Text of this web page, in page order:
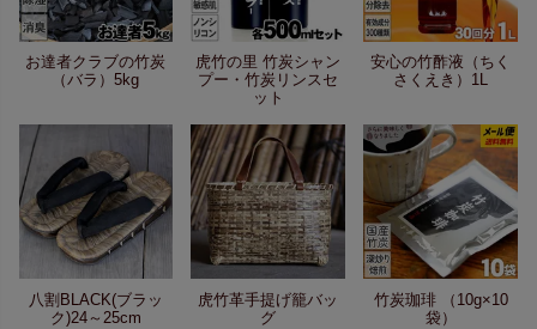
お達者クラブの竹炭
（バラ）5kg
虎竹の里 竹炭シャン
プー・竹炭リンスセ
ット
安心の竹酢液（ちく
さくえき）1L
八割BLACK(ブラッ
ク)24～25cm
虎竹革手提げ籠バッ
グ
竹炭珈琲 （10g×10
袋）